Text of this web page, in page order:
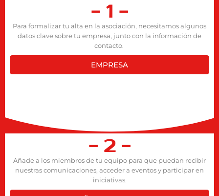
- 1 -
Para formalizar tu alta en la asociación, necesitamos algunos
datos clave sobre tu empresa, junto con la información de
contacto.
EMPRESA
- 2 -
Añade a los miembros de tu equipo para que puedan recibir
nuestras comunicaciones, acceder a eventos y participar en
iniciativas.